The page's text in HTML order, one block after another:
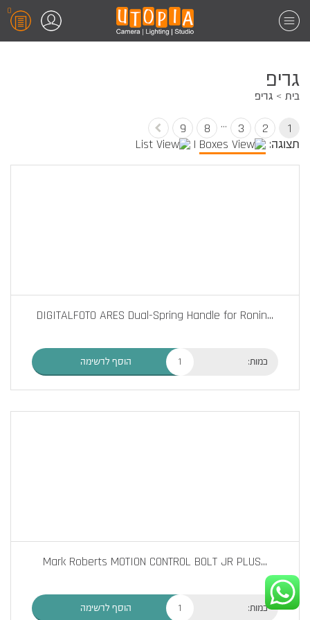
0
גריפ
בית גריפ
1
2
3
…
8
9
תצוגה:
|
DIGITALFOTO ARES Dual-Spring Handle for Ronin...
כמות: הוסף לרשימה
Mark Roberts MOTION CONTROL BOLT JR PLUS...
כמות: הוסף לרשימה